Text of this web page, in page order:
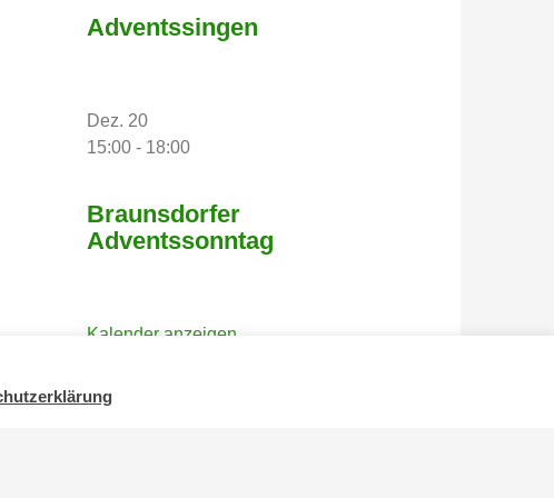
Adventssingen
Dez. 20
15:00 - 18:00
Braunsdorfer
Adventssonntag
Kalender anzeigen